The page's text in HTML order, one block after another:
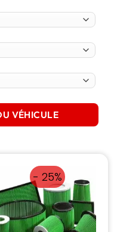
VÉHICULE
- 25%